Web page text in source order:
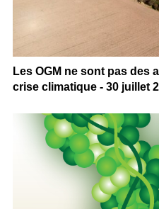
Les OGM ne sont pas des
crise climatique - 30 juillet